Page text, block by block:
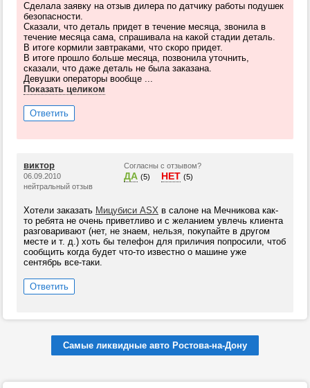
Сделала заявку на отзыв дилера по датчику работы подушек
безопасности.
Сказали, что деталь придет в течение месяца, звонила в
течение месяца сама, спрашивала на какой стадии деталь.
В итоге кормили завтраками, что скоро придет.
В итоге прошло больше месяца, позвонила уточнить,
сказали, что даже деталь не была заказана.
Девушки операторы вообще ...
Показать целиком
Ответить
виктор
06.09.2010
нейтральный отзыв
Согласны с отзывом?
ДА (5) НЕТ (5)
Хотели заказать Мицубиси ASX в салоне на Мечникова как-
то ребята не очень приветливо и с желанием увлечь клиента
разговаривают (нет, не знаем, нельзя, покупайте в другом
месте и т. д.) хоть бы телефон для приличия попросили, чтоб
сообщить когда будет что-то известно о машине уже
сентябрь все-таки.
Ответить
Самые ликвидные авто Ростова-на-Дону